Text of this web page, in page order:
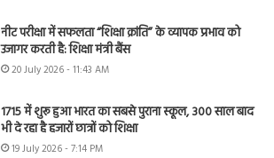
नीट परीक्षा में सफलता “शिक्षा क्रांति” के व्यापक प्रभाव को
उजागर करती है: शिक्षा मंत्री बैंस
20 July 2026 - 11:43 AM
1715 में शुरू हुआ भारत का सबसे पुराना स्कूल, 300 साल बाद
भी दे रहा है हजारों छात्रों को शिक्षा
19 July 2026 - 7:14 PM